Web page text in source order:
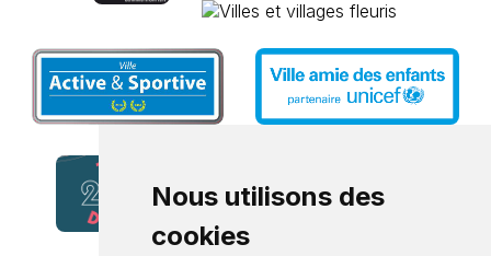
Nous utilisons des
cookies